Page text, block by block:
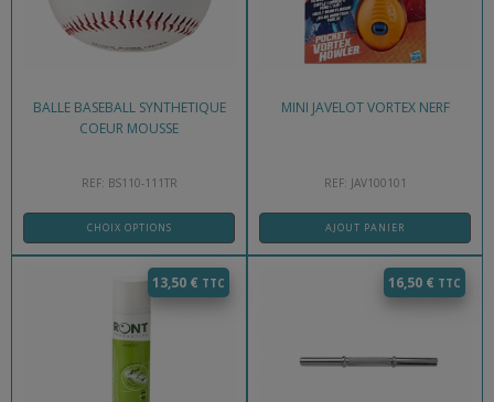
BALLE BASEBALL SYNTHETIQUE
COEUR MOUSSE
REF: BS110-111TR
CHOIX OPTIONS
MINI JAVELOT VORTEX NERF
REF: JAV100101
AJOUT PANIER
13,50 € 16,50 €